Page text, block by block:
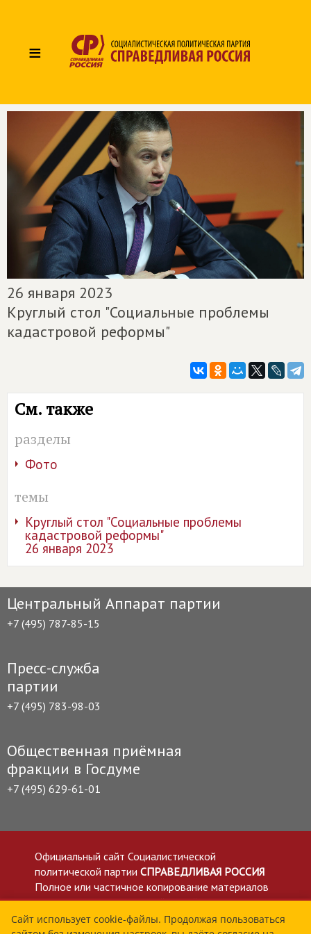
≡
26 января 2023
Круглый стол "Социальные проблемы
кадастровой реформы"
См. также
разделы
Фото
темы
Круглый стол "Социальные проблемы
кадастровой реформы"
26 января 2023
Центральный Аппарат партии
+7 (495) 787-85-15
Пресс-служба
партии
+7 (495) 783-98-03
Общественная приёмная
фракции в Госдуме
+7 (495) 629-61-01
Официальный сайт Социалистической
политической партии СПРАВЕДЛИВАЯ РОССИЯ
Полное или частичное копирование материалов
приветствуется со ссылкой на сайт spravedlivo.ru
Политика в отношении обработки персональных
Сайт использует cookie-файлы. Продолжая пользоваться